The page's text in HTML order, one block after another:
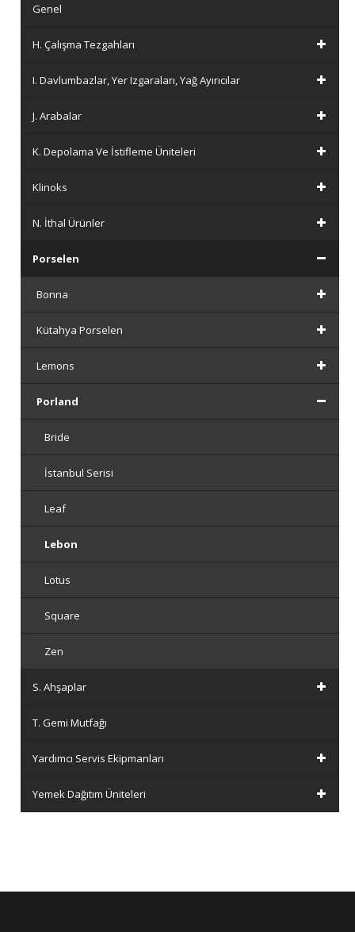
Genel
H. Çalışma Tezgahları
I. Davlumbazlar, Yer Izgaraları, Yağ Ayırıcılar
J. Arabalar
K. Depolama Ve İstifleme Üniteleri
Klinoks
N. İthal Ürünler
Porselen
Bonna
Kütahya Porselen
Lemons
Porland
Bride
İstanbul Serisi
Leaf
Lebon
Lotus
Square
Zen
S. Ahşaplar
T. Gemi Mutfağı
Yardımcı Servis Ekipmanları
Yemek Dağıtım Üniteleri